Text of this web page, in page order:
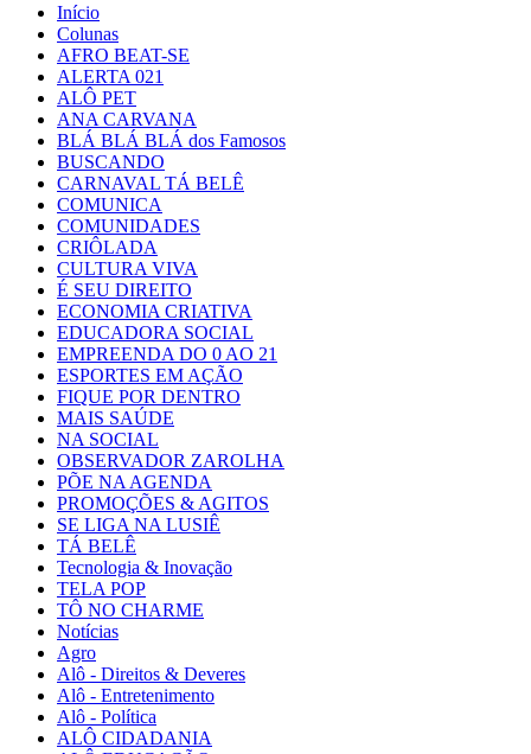
Início
Colunas
AFRO BEAT-SE
ALERTA 021
ALÔ PET
ANA CARVANA
BLÁ BLÁ BLÁ dos Famosos
BUSCANDO
CARNAVAL TÁ BELÊ
COMUNICA
COMUNIDADES
CRIÔLADA
CULTURA VIVA
É SEU DIREITO
ECONOMIA CRIATIVA
EDUCADORA SOCIAL
EMPREENDA DO 0 AO 21
ESPORTES EM AÇÃO
FIQUE POR DENTRO
MAIS SAÚDE
NA SOCIAL
OBSERVADOR ZAROLHA
PÕE NA AGENDA
PROMOÇÕES & AGITOS
SE LIGA NA LUSIÊ
TÁ BELÊ
Tecnologia & Inovação
TELA POP
TÔ NO CHARME
Notícias
Agro
Alô - Direitos & Deveres
Alô - Entretenimento
Alô - Política
ALÔ CIDADANIA